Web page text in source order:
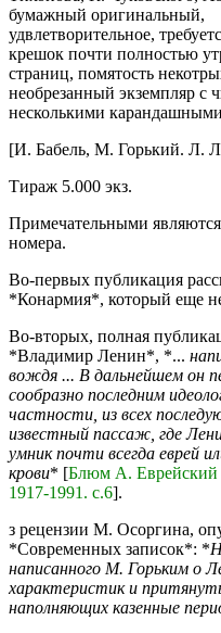
бумажный оригинальный,
удвлетворительное,
крешок почти полностью
страниц, помятость
необрезанный экземпляр с
несколькими
[И. Бабель, М. Горький. Л.
Тираж 5.000 экз.
Примечательными
номера.
Во-первых публикация
*Конармия*, который еще
Во-вторых, полная
*Владимир Ленин*, *...
вождя ... В дальнейшем он
сообразно последним
частности, из всех
известный пассаж, где
умник почти всегда еврей
крови* [Блюм А. Еврейский
1917-1991. с.6].
з рецензии М. Осоргина,
*Современных записок*: *
написанного М. Горьким о
характеристик и
наполняющих казенные